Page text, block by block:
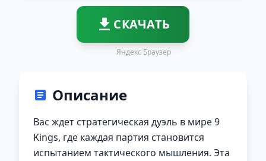
СКАЧАТЬ
Яндекс Браузер
Описание
Вас ждет стратегическая дуэль в мире 9
Kings, где каждая партия становится
испытанием тактического мышления. Эта